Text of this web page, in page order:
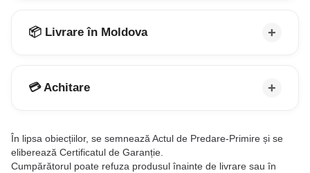
📦 Livrare în Moldova
💳 Achitare
În lipsa obiecțiilor, se semnează Actul de Predare-Primire și se
eliberează Certificatul de Garanție.
Cumpărătorul poate refuza produsul înainte de livrare sau în